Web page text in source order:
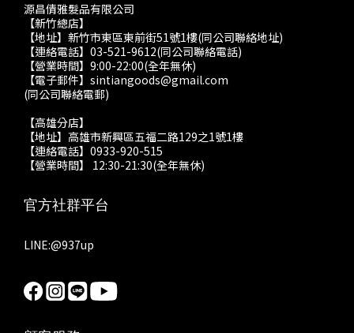
源昌倩雅髮品有限公司
【新竹總店】
【地址】新竹市東區東前街51號1樓(同公司聯絡地址)
【連絡電話】03-521-9612(同公司聯絡電話)
【營業時間】9:00-22:00(全年無休)
【電子郵件】sintiangoods@gmail.com
(同公司聯絡電郵)
【高雄分店】
【地址】高雄市新興區五福二路129之1號1樓
【連絡電話】0933-920-515
【營業時間】 12:30-21:30(全年無休)
官方社群平台
LINE:@937up